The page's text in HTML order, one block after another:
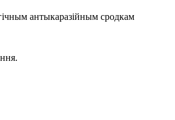
антыкаразійным сродкам